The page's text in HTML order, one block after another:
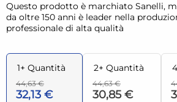
Questo prodotto è marchiato Sanelli,
da oltre 150 anni è leader nella
professionale di alta qualità
1+ Quantità
44,63 €
32,13 €
2+ Quantità
44,63 €
30,85 €